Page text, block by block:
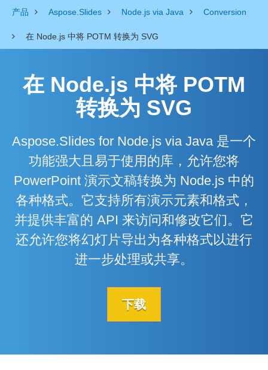
产品 Aspose.Slides Node.js via Java Conversion
在 Node.js 中将 POTM 转换为 SVG
在 Node.js 中将 POTM
转换为 SVG
Aspose.Slides for Node.js via Java 是一个
功能强大且易于使用的库，允许您将
PowerPoint 演示文稿转换为 Node.js 中的
各种格式。它支持所有演示元素和格式，
并提供丰富的 API 来访问和修改它们。它
还允许您将幻灯片导出为各种格式以进行
进一步处理或共享。
下载